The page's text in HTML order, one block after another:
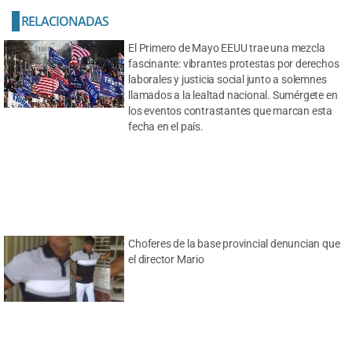
El Primero de Mayo EEUU trae una mezcla
fascinante: vibrantes protestas por derechos
laborales y justicia social junto a solemnes
llamados a la lealtad nacional. Sumérgete en
los eventos contrastantes que marcan esta
fecha en el país.
Choferes de la base provincial denuncian que
el director Mario
RELACIONADAS